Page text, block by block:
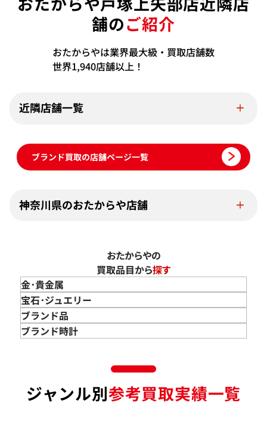
舗のご紹介
おたからやは業界最大級・買取店舗数
世界1,940店舗以上！
近隣店舗一覧
ブランド買取の店舗ページ一覧
神奈川県のおたからや店舗
おたからやの
買取品目から探す
金･貴金属
金 買取
金のインゴット 買取
金のアクセサリー 買取
金のブレスレット 買取
金のブローチ 買取
宝石･ジュエリー
宝石･ジュエリー買取
ダイヤモンド 買取
オパール 買取
ブランド品
バッグ･小物 買取
カルティエ 買取
ブランド時計
フィリップ 買取
オーデマピゲ 買取
ジャンル別参考買取実績一覧